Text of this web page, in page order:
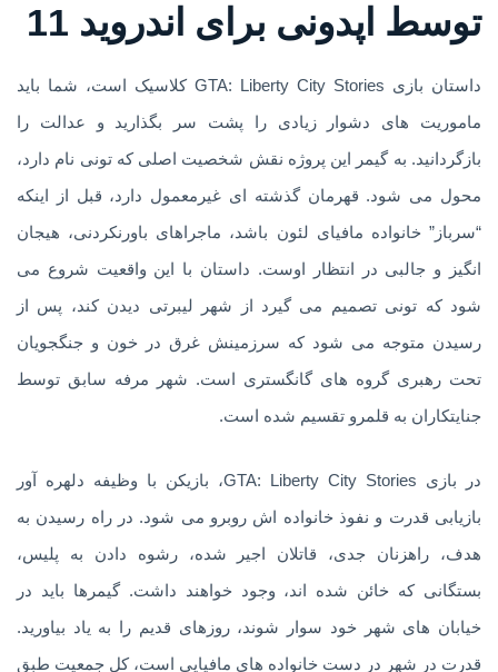
توسط اپدونی برای اندروید 11
داستان بازی GTA: Liberty City Stories کلاسیک است، شما باید
ماموریت های دشوار زیادی را پشت سر بگذارید و عدالت را
بازگردانید. به گیمر این پروژه نقش شخصیت اصلی که تونی نام دارد،
محول می شود. قهرمان گذشته ای غیرمعمول دارد، قبل از اینکه
“سرباز” خانواده مافیای لئون باشد، ماجراهای باورنکردنی، هیجان
انگیز و جالبی در انتظار اوست. داستان با این واقعیت شروع می
شود که تونی تصمیم می گیرد از شهر لیبرتی دیدن کند، پس از
رسیدن متوجه می شود که سرزمینش غرق در خون و جنگجویان
تحت رهبری گروه های گانگستری است. شهر مرفه سابق توسط
جنایتکاران به قلمرو تقسیم شده است.
در بازی GTA: Liberty City Stories، بازیکن با وظیفه دلهره آور
بازیابی قدرت و نفوذ خانواده اش روبرو می شود. در راه رسیدن به
هدف، راهزنان جدی، قاتلان اجیر شده، رشوه دادن به پلیس،
بستگانی که خائن شده اند، وجود خواهند داشت. گیمرها باید در
خیابان های شهر خود سوار شوند، روزهای قدیم را به یاد بیاورید.
قدرت در شهر در دست خانواده های مافیایی است، کل جمعیت طبق